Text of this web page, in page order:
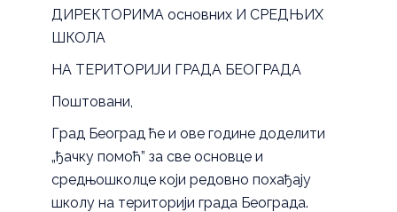
ДИРЕКТОРИМА основних И СРЕДЊИХ
ШКОЛА
НА ТЕРИТОРИЈИ ГРАДА БЕОГРАДА
Поштовани,
Град Београд ће и ове године доделити
„ђачку помоћ” за све основце и
средњошколце који редовно похађају
школу на територији града Београда.